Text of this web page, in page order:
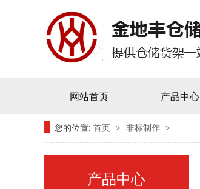
网站首页 产品中心
您的位置: 首页 > 非标制作 >
产品中心